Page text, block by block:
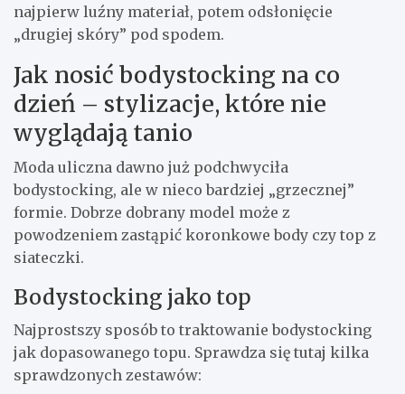
najpierw luźny materiał, potem odsłonięcie
„drugiej skóry” pod spodem.
Jak nosić bodystocking na co
dzień – stylizacje, które nie
wyglądają tanio
Moda uliczna dawno już podchwyciła
bodystocking, ale w nieco bardziej „grzecznej”
formie. Dobrze dobrany model może z
powodzeniem zastąpić koronkowe body czy top z
siateczki.
Bodystocking jako top
Najprostszy sposób to traktowanie bodystocking
jak dopasowanego topu. Sprawdza się tutaj kilka
sprawdzonych zestawów: